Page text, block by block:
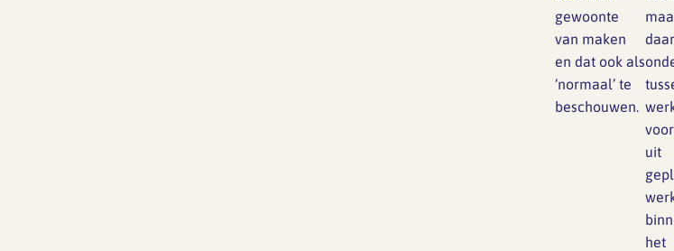
gewoonte
van maken
en dat ook als
‘normaal’ te
beschouwen.
uit
het